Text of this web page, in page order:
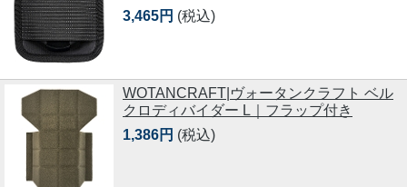
3,465円 (税込)
WOTANCRAFT|ヴォータンクラフト ベル
クロディバイダー L｜フラップ付き
1,386円 (税込)